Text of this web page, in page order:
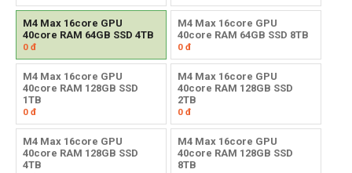
M4 Max 16core GPU
40core RAM 64GB SSD 4TB
0 đ
M4 Max 16core GPU
40core RAM 64GB SSD 8TB
0đ
M4 Max 16core GPU
40core RAM 128GB SSD
1TB
0 đ
M4 Max 16core GPU
40core RAM 128GB SSD
2TB
0đ
M4 Max 16core GPU
40core RAM 128GB SSD
4TB
M4 Max 16core GPU
40core RAM 128GB SSD
8TB